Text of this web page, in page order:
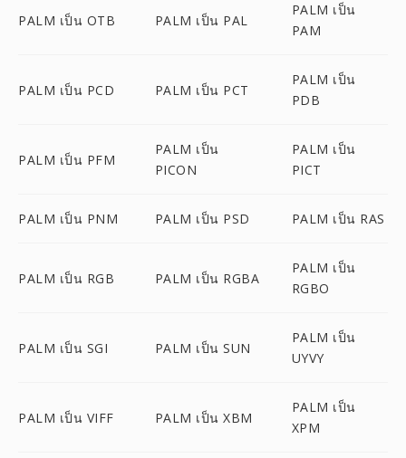
PALM เป็น OTB PALM เป็น PAL
PALM เป็น
PAM
PALM เป็น PCD PALM เป็น PCT
PALM เป็น
PDB
PALM เป็น PFM
PALM เป็น
PICON
PALM เป็น
PICT
PALM เป็น PNM PALM เป็น PSD PALM เป็น RAS
PALM เป็น RGB PALM เป็น RGBA
PALM เป็น
RGBO
PALM เป็น SGI PALM เป็น SUN
PALM เป็น
UYVY
PALM เป็น VIFF PALM เป็น XBM
PALM เป็น
XPM